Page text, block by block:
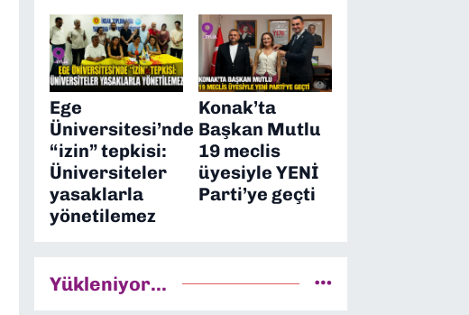
Ege
Üniversitesi’nde
“izin” tepkisi:
Üniversiteler
yasaklarla
yönetilemez
Konak’ta
Başkan Mutlu
19 meclis
üyesiyle YENİ
Parti’ye geçti
Yükleniyor...